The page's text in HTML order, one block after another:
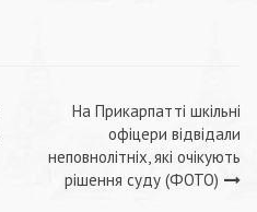
На Прикарпатті шкільні
офіцери відвідали
неповнолітніх, які очікують
рішення суду (ФОТО)